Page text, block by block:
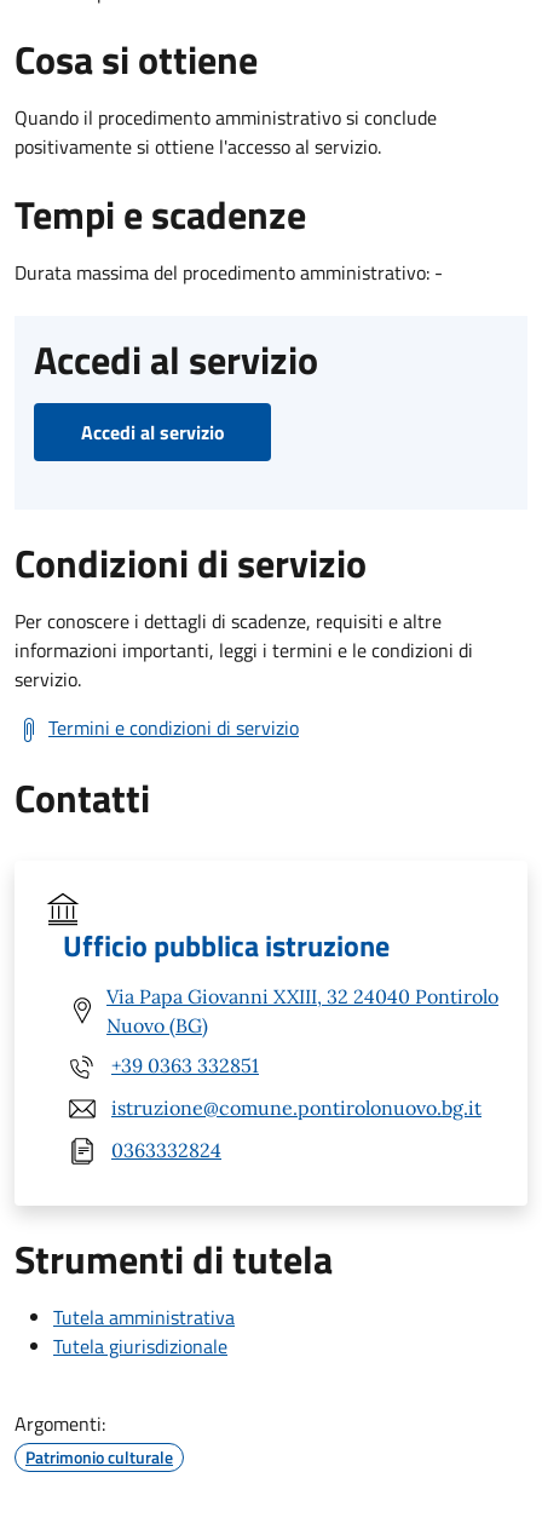
Cosa si ottiene
Quando il procedimento amministrativo si conclude
positivamente si ottiene l'accesso al servizio.
Tempi e scadenze
Durata massima del procedimento amministrativo: -
Accedi al servizio
Accedi al servizio
Condizioni di servizio
Per conoscere i dettagli di scadenze, requisiti e altre
informazioni importanti, leggi i termini e le condizioni di
servizio.
Termini e condizioni di servizio
Contatti
Ufficio pubblica istruzione
Via Papa Giovanni XXIII, 32 24040 Pontirolo
Nuovo (BG)
+39 0363 332851
istruzione@comune.pontirolonuovo.bg.it
0363332824
Strumenti di tutela
Tutela amministrativa
Tutela giurisdizionale
Argomenti:
Patrimonio culturale